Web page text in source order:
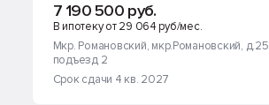
7 190 500 руб.
В ипотеку от 29 064 руб/мес.
Мкр. Романовский, мкр.Романовский, д.25
подъезд 2
Срок сдачи 4 кв. 2027